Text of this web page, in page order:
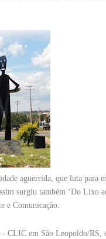
aguerrida, que luta para
surgiu também ‘Do Lixo
e Comunicação.
em São Leopoldo/RS,